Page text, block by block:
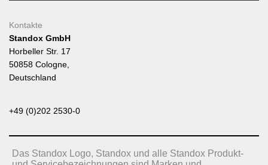
Kontakte
Standox GmbH
Horbeller Str. 17
50858 Cologne,
Deutschland
+49 (0)202 2530-0
Das Standox Logo, Standox und alle Standox Produkt-